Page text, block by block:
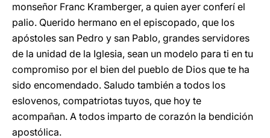
monseñor Franc Kramberger, a quien ayer conferí el
palio. Querido hermano en el episcopado, que los
apóstoles san Pedro y san Pablo, grandes servidores
de la unidad de la Iglesia, sean un modelo para ti en tu
compromiso por el bien del pueblo de Dios que te ha
sido encomendado. Saludo también a todos los
eslovenos, compatriotas tuyos, que hoy te
acompañan. A todos imparto de corazón la bendición
apostólica.